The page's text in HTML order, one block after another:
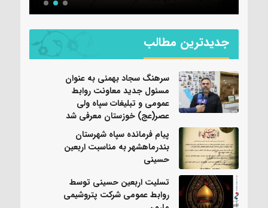
جدیدترین مطالب
سرهنگ سجاد بهمئی به عنوان
مسئول جدید معاونت روابط
عمومی و تبلیغات سپاه ولی
عصر(عج) خوزستان معرفی شد
پیام فرمانده سپاه شهرستان
بندرماهشهر به مناسبت اربعین
حسینی
تسلیت اربعین حسینی توسط
روابط عمومی شرکت پتروشیمی